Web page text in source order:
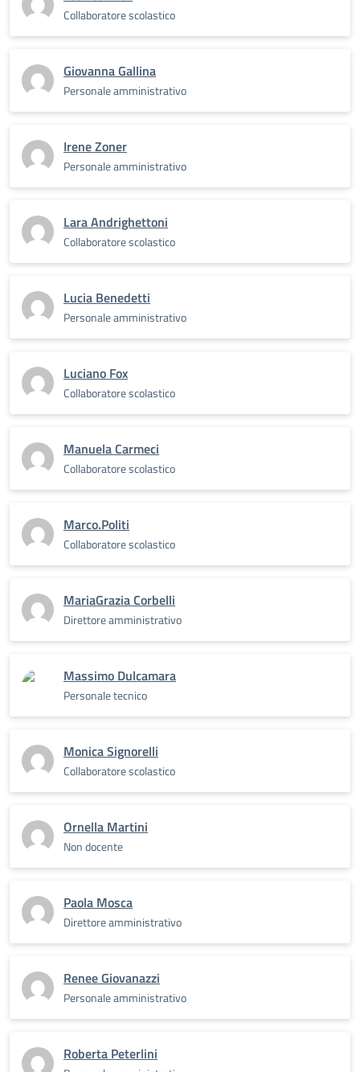
Collaboratore scolastico
Giovanna Gallina
Personale amministrativo
Irene Zoner
Personale amministrativo
Lara Andrighettoni
Collaboratore scolastico
Lucia Benedetti
Personale amministrativo
Luciano Fox
Collaboratore scolastico
Manuela Carmeci
Collaboratore scolastico
Marco.Politi
Collaboratore scolastico
MariaGrazia Corbelli
Direttore amministrativo
Massimo Dulcamara
Personale tecnico
Monica Signorelli
Collaboratore scolastico
Ornella Martini
Non docente
Paola Mosca
Direttore amministrativo
Renee Giovanazzi
Personale amministrativo
Roberta Peterlini